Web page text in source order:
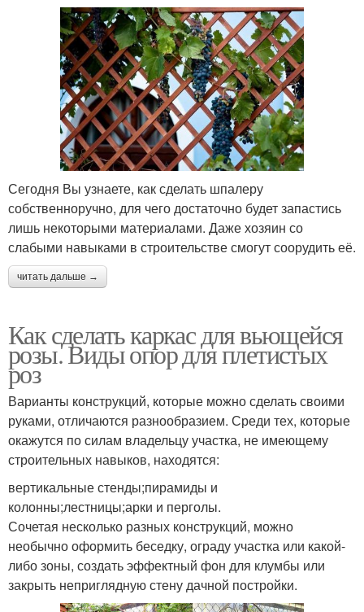
Сегодня Вы узнаете, как сделать шпалеру
собственноручно, для чего достаточно будет запастись
лишь некоторыми материалами. Даже хозяин со
слабыми навыками в строительстве смогут соорудить её.
читать дальше →
Как сделать каркас для вьющейся
розы. Виды опор для плетистых
роз
Варианты конструкций, которые можно сделать своими
руками, отличаются разнообразием. Среди тех, которые
окажутся по силам владельцу участка, не имеющему
строительных навыков, находятся:
вертикальные стенды;пирамиды и
колонны;лестницы;арки и перголы.
Сочетая несколько разных конструкций, можно
необычно оформить беседку, ограду участка или какой-
либо зоны, создать эффектный фон для клумбы или
закрыть неприглядную стену дачной постройки.